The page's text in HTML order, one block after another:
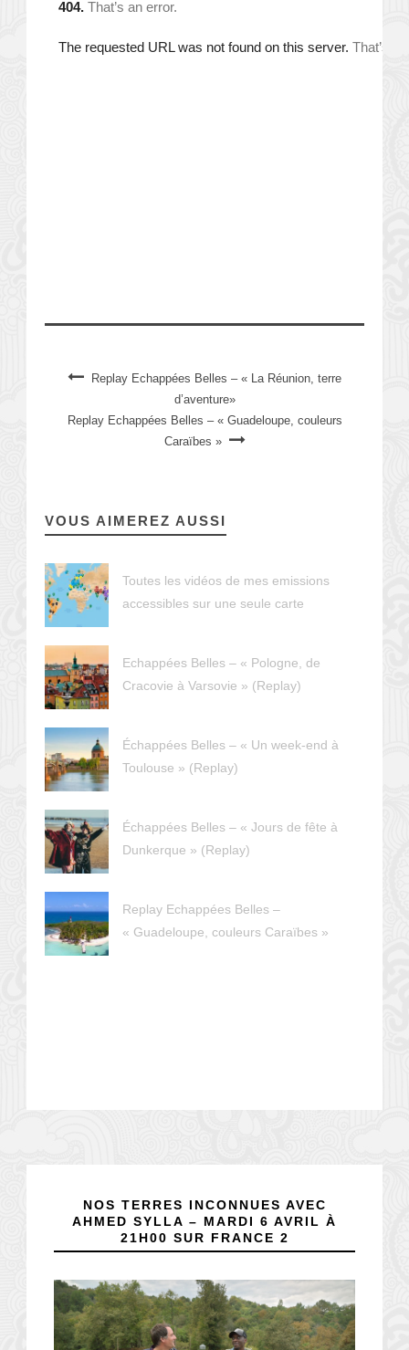
Replay Echappées Belles – « La Réunion, terre
d’aventure»
Replay Echappées Belles – « Guadeloupe, couleurs
Caraïbes »
VOUS AIMEREZ AUSSI
Toutes les vidéos de mes emissions
accessibles sur une seule carte
Echappées Belles – « Pologne, de
Cracovie à Varsovie » (Replay)
Échappées Belles – « Un week-end à
Toulouse » (Replay)
Échappées Belles – « Jours de fête à
Dunkerque » (Replay)
Replay Echappées Belles –
« Guadeloupe, couleurs Caraïbes »
NOS TERRES INCONNUES AVEC
AHMED SYLLA – MARDI 6 AVRIL À
21H00 SUR FRANCE 2